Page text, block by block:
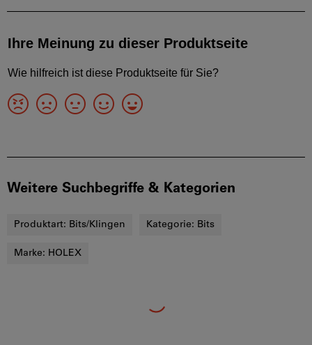
Weitere Suchbegriffe & Kategorien
Produktart: Bits/Klingen Kategorie: Bits
Marke: HOLEX